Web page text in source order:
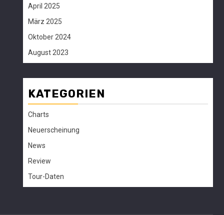
April 2025
März 2025
Oktober 2024
August 2023
KATEGORIEN
Charts
Neuerscheinung
News
Review
Tour-Daten